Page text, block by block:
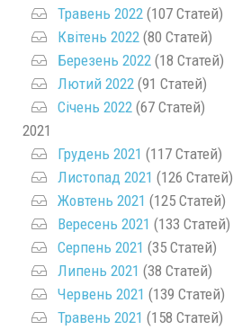
Травень 2022 (107 Статей)
Квітень 2022 (80 Статей)
Березень 2022 (18 Статей)
Лютий 2022 (91 Статей)
Січень 2022 (67 Статей)
2021
Грудень 2021 (117 Статей)
Листопад 2021 (126 Статей)
Жовтень 2021 (125 Статей)
Вересень 2021 (133 Статей)
Серпень 2021 (35 Статей)
Липень 2021 (38 Статей)
Червень 2021 (139 Статей)
Травень 2021 (158 Статей)